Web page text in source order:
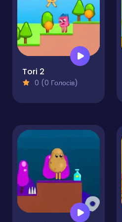
Tori 2
0 (0 Голосів)